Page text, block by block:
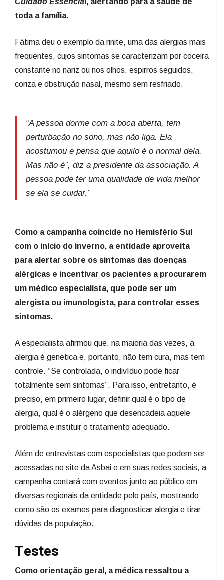
toda a família.
Fátima deu o exemplo da rinite, uma das alergias mais
frequentes, cujos sintomas se caracterizam por coceira
constante no nariz ou nos olhos, espirros seguidos,
coriza e obstrução nasal, mesmo sem resfriado.
“A pessoa dorme com a boca aberta, tem
perturbação no sono, mas não liga. Ela
acostumou e pensa que aquilo é o normal dela.
Mas não é”, diz a presidente da associação. A
pessoa pode ter uma qualidade de vida melhor
se ela se cuidar.”
Como a campanha coincide no Hemisfério Sul
com o início do inverno, a entidade aproveita
para alertar sobre os sintomas das doenças
alérgicas e incentivar os pacientes a procurarem
um médico especialista, que pode ser um
alergista ou imunologista, para controlar esses
sintomas.
A especialista afirmou que, na maioria das vezes, a
alergia é genética e, portanto, não tem cura, mas tem
controle. “Se controlada, o indivíduo pode ficar
totalmente sem sintomas”. Para isso, entretanto, é
preciso, em primeiro lugar, definir qual é o tipo de
alergia, qual é o alérgeno que desencadeia aquele
problema e instituir o tratamento adequado.
Além de entrevistas com especialistas que podem ser
acessadas no site da Asbai e em suas redes sociais, a
campanha contará com eventos junto ao público em
diversas regionais da entidade pelo país, mostrando
como são os exames para diagnosticar alergia e tirar
dúvidas da população.
Testes
Como orientação geral, a médica ressaltou a